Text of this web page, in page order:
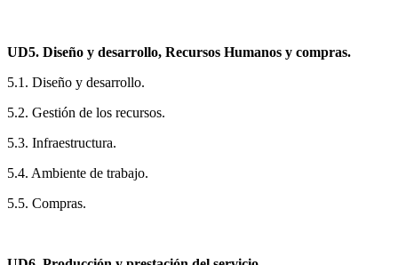
UD5. Diseño y desarrollo, Recursos Humanos y compras.
5.1. Diseño y desarrollo.
5.2. Gestión de los recursos.
5.3. Infraestructura.
5.4. Ambiente de trabajo.
5.5. Compras.